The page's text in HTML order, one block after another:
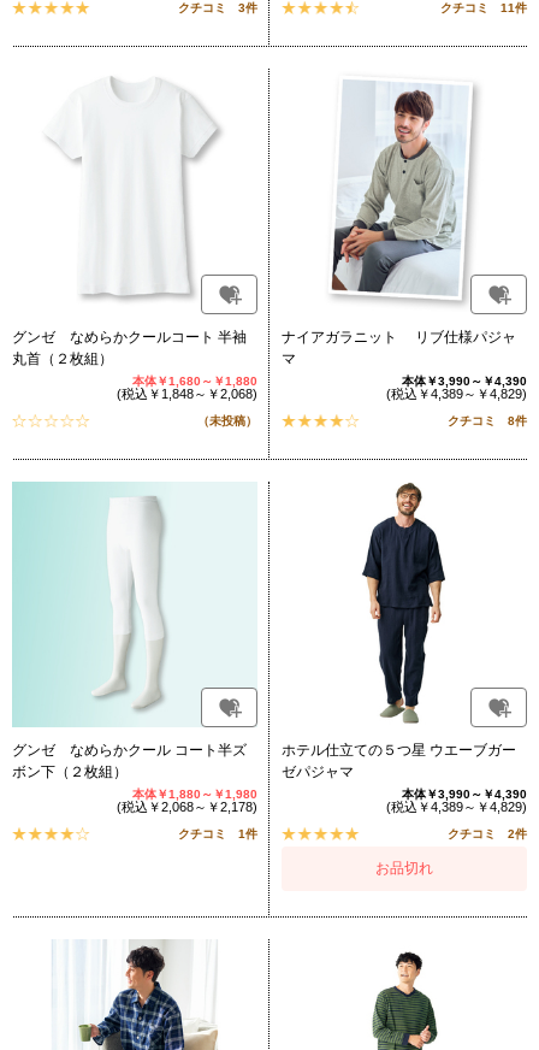
クチコミ 3件 クチコミ 11件
グンゼ なめらかクールコート 半袖
丸首（２枚組）
本体￥1,680～￥1,880
(税込￥1,848～￥2,068)
（未投稿）
ナイアガラニット リブ仕様パジャ
マ
本体￥3,990～￥4,390
(税込￥4,389～￥4,829)
クチコミ 8件
グンゼ なめらかクール コート半ズ
ボン下（２枚組）
本体￥1,880～￥1,980
(税込￥2,068～￥2,178)
クチコミ 1件
ホテル仕立ての５つ星 ウエーブガー
ゼパジャマ
本体￥3,990～￥4,390
(税込￥4,389～￥4,829)
クチコミ 2件
お品切れ